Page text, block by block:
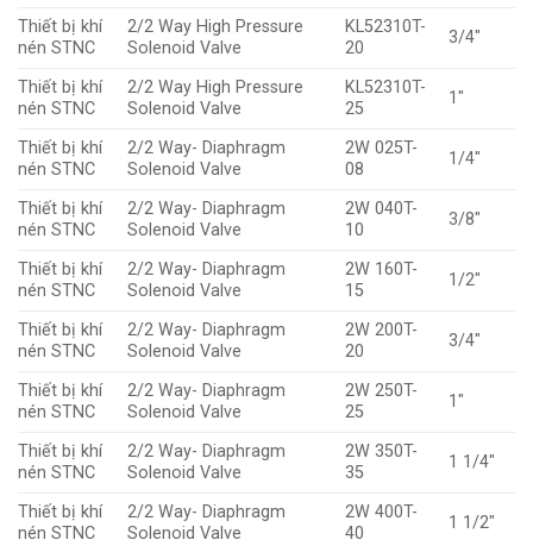
Thiết bị khí
nén STNC
2/2 Way High Pressure
Solenoid Valve
KL52310T-
20
3/4″
Thiết bị khí
nén STNC
2/2 Way High Pressure
Solenoid Valve
KL52310T-
25
1″
Thiết bị khí
nén STNC
2/2 Way- Diaphragm
Solenoid Valve
2W 025T-
08
1/4″
Thiết bị khí
nén STNC
2/2 Way- Diaphragm
Solenoid Valve
2W 040T-
10
3/8″
Thiết bị khí
nén STNC
2/2 Way- Diaphragm
Solenoid Valve
2W 160T-
15
1/2″
Thiết bị khí
nén STNC
2/2 Way- Diaphragm
Solenoid Valve
2W 200T-
20
3/4″
Thiết bị khí
nén STNC
2/2 Way- Diaphragm
Solenoid Valve
2W 250T-
25
1″
Thiết bị khí
nén STNC
2/2 Way- Diaphragm
Solenoid Valve
2W 350T-
35
1 1/4″
Thiết bị khí
nén STNC
2/2 Way- Diaphragm
Solenoid Valve
2W 400T-
40
1 1/2″